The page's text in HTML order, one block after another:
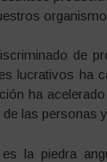
de
lucrativos ha
ha
de las personas
es la piedra